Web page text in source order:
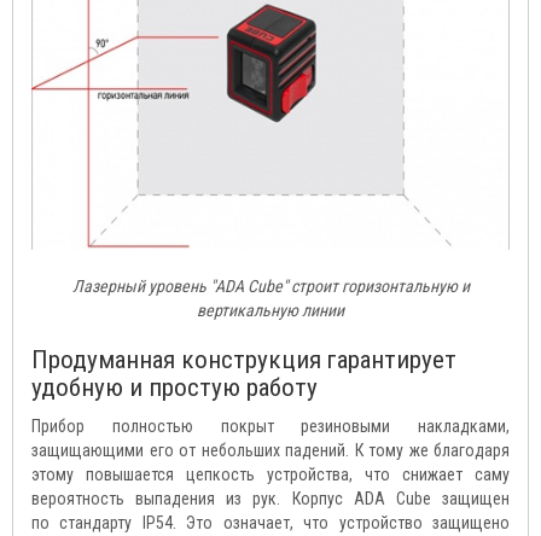
Лазерный уровень "ADA Cube" строит горизонтальную и
вертикальную линии
Продуманная конструкция гарантирует
удобную и простую работу
Прибор полностью покрыт резиновыми накладками,
защищающими его от небольших падений. К тому же благодаря
этому повышается цепкость устройства, что снижает саму
вероятность выпадения из рук. Корпус ADA Cube защищен
по стандарту IP54. Это означает, что устройство защищено